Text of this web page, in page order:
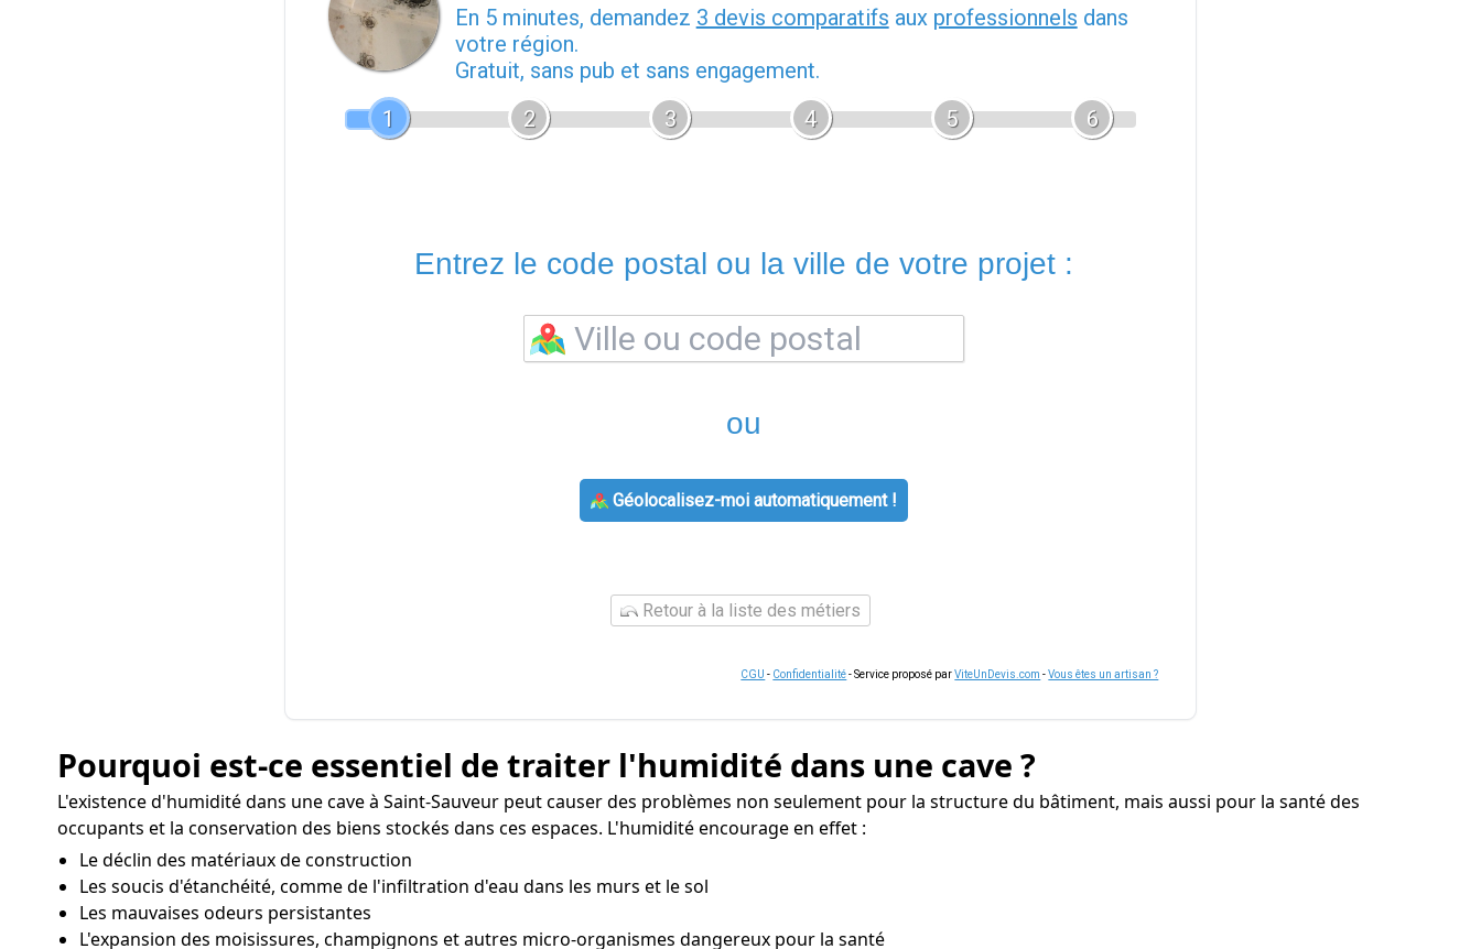
En 5 minutes, demandez 3 devis comparatifs aux professionnels dans
votre région.
Gratuit, sans pub et sans engagement.
1
2 3 4 5 6
Entrez le code postal ou la ville de votre projet :
ou
Géolocalisez-moi automatiquement !
Retour à la liste des métiers
CGU - Confidentialité- Service proposé parViteUnDevis.com -Vous êtes un artisan ?
Pourquoi est-ce essentiel de traiter l'humidité dans une cave ?
L'existence d'humidité dans une cave à Saint-Sauveur peut causer des problèmes non seulement pour la structure du bâtiment, mais aussi pour la santé des
occupants et la conservation des biens stockés dans ces espaces. L'humidité encourage en effet :
Le déclin des matériaux de construction
Les soucis d'étanchéité, comme de l'infiltration d'eau dans les murs et le sol
Les mauvaises odeurs persistantes
L'expansion des moisissures, champignons et autres micro-organismes dangereux pour la santé